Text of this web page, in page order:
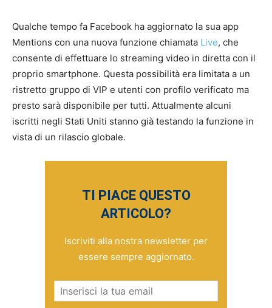
Qualche tempo fa Facebook ha aggiornato la sua app
Mentions con una nuova funzione chiamata Live, che
consente di effettuare lo streaming video in diretta con il
proprio smartphone. Questa possibilità era limitata a un
ristretto gruppo di VIP e utenti con profilo verificato ma
presto sarà disponibile per tutti. Attualmente alcuni
iscritti negli Stati Uniti stanno già testando la funzione in
vista di un rilascio globale.
TI PIACE QUESTO
ARTICOLO?
Iscriviti alla nostra newsletter per
essere sempre aggiornato.